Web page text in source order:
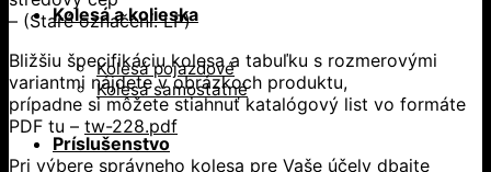
Kolesá a kolieska
Kolesá pojazdové
Kolesá samostatné
Príslušenstvo
– (Staré označení: LP)
Bližšiu špecifikáciu kolesa a tabuľku s rozmerovými
variantmi nájdete v obrázkoch produktu,
prípadne si môžete stiahnuť katalógový list vo formáte
PDF tu – tw-228.pdf
Pri výbere správneho kolesa pre Vaše účely dbajte